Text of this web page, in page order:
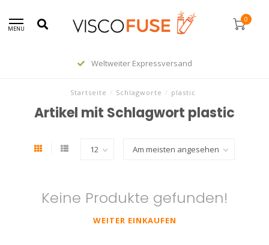
MENU
0
Weltweiter Expressversand
Startseite / Schlagworte / plastic
Artikel mit Schlagwort plastic
Keine Produkte gefunden!
WEITER EINKAUFEN